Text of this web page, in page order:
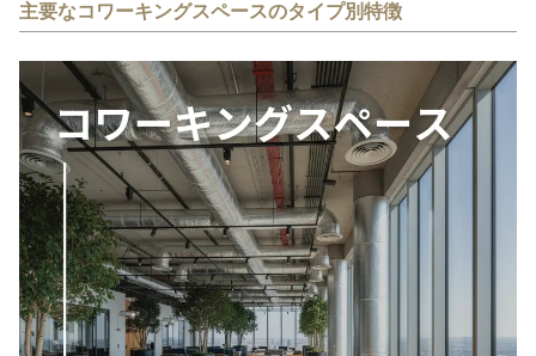
主要なコワーキングスペースのタイプ別特徴